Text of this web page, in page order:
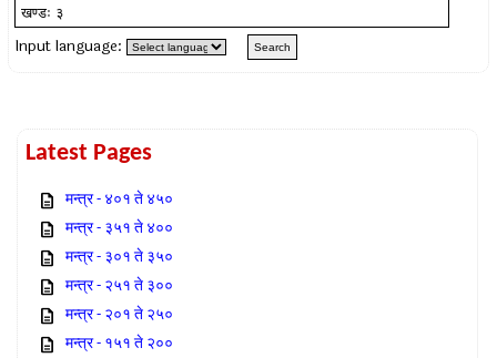
Input language:
Latest Pages
मन्त्र - ४०१ ते ४५०
मन्त्र - ३५१ ते ४००
मन्त्र - ३०१ ते ३५०
मन्त्र - २५१ ते ३००
मन्त्र - २०१ ते २५०
मन्त्र - १५१ ते २००